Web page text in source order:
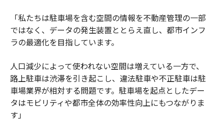
「私たちは駐車場を含む空間の情報を不動産管理の一部
ではなく、データの発生装置ととらえ直し、都市インフ
ラの最適化を目指しています。
人口減少によって使われない空間は増えている一方で、
路上駐車は渋滞を引き起こし、違法駐車や不正駐車は駐
車場業界が相対する問題です。駐車場を起点としたデー
タはモビリティや都市全体の効率性向上にもつながりま
す」